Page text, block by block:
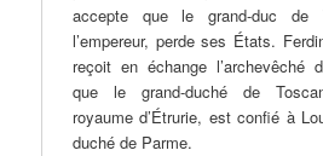
accepte que le grand-duc de
l’empereur, perde ses États.
reçoit en échange l’archevêché
que le grand-duché de
royaume d’Étrurie, est confié à
duché de Parme.